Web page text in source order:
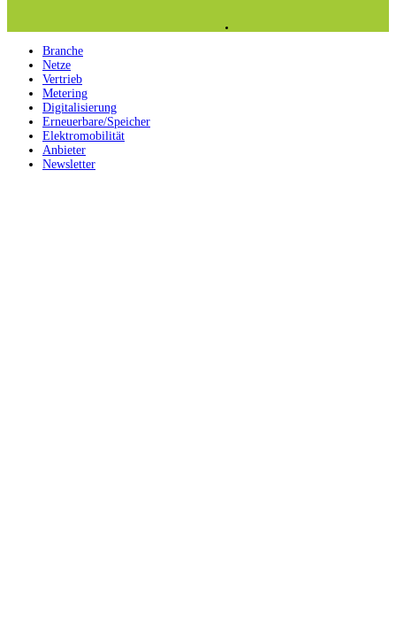
Branche
Netze
Vertrieb
Metering
Digitalisierung
Erneuerbare/Speicher
Elektromobilität
Anbieter
Newsletter